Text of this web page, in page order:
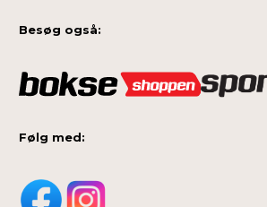
Besøg også:
Følg med: